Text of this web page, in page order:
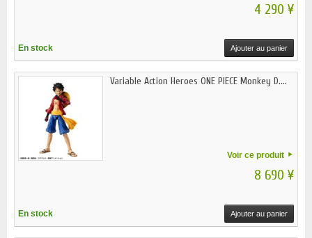
4 290 ¥
En stock Ajouter au panier
Variable Action Heroes ONE PIECE Monkey D....
Voir ce produit
8 690 ¥
En stock Ajouter au panier